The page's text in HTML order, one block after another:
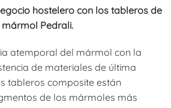
hostelero con los tableros de
Pedrali.
atemporal del mármol con la
de materiales de última
tableros composite están
de los mármoles más